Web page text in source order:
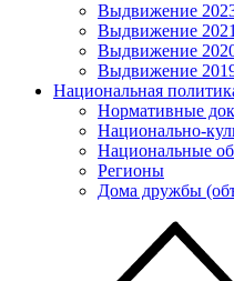
Выдвижение
Выдвижение 2021
Выдвижение
Выдвижение
Национальная
Нормативные
Национально-
Национальные
Регионы
Дома дружбы